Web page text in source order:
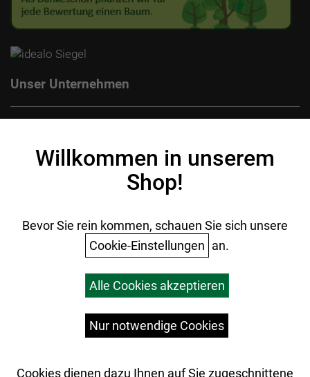
Unser Unternehmen
Datenschutz
Ihr Einkauf
Versandkosten
Willkommen in unserem
Shop!
Bevor Sie rein kommen, schauen Sie sich unsere
Cookie-Einstellungen an.
Alle Cookies akzeptieren
Nur notwendige Cookies
Cookies dienen dazu Ihnen auf Sie zugeschnittene